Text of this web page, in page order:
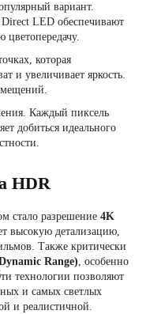
вариант.
LED обеспечивают
цветопередачу.
которая
и увеличивает яркость.
Каждый пиксель
добиться идеального
HDR
стало разрешение 4K
высокую детализацию,
Также критически
Range), особенно
технологии позволяют
и самых светлых
и реалистичной.